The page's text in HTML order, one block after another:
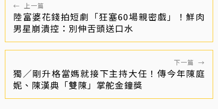
← 上一篇
陸富婆花錢拍短劇「狂塞60場親密戲」！鮮肉
男星崩潰控：別伸舌頭送口水
下一篇 →
獨／剛升格當媽就接下主持大任！傳今年陳庭
妮、陳漢典「雙陳」掌舵金鐘獎